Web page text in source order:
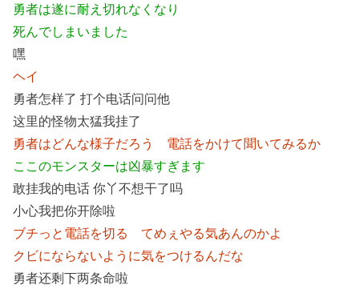
勇者は遂に耐え切れなくなり
死んでしまいました
嘿
ヘイ
勇者怎样了 打个电话问问他
这里的怪物太猛我挂了
勇者はどんな様子だろう 電話をかけて聞いてみるか
ここのモンスターは凶暴すぎます
敢挂我的电话 你丫不想干了吗
小心我把你开除啦
ブチっと電話を切る てめぇやる気あんのかよ
クビにならないように気をつけるんだな
勇者还剩下两条命啦